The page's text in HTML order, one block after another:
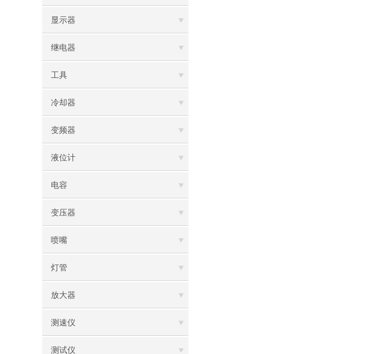
显示器
继电器
工具
冷却器
变频器
液位计
电容
变压器
喷嘴
灯管
放大器
测速仪
测试仪